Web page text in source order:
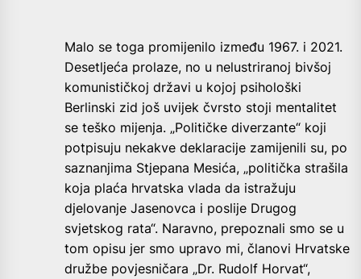
Malo se toga promijenilo između 1967. i 2021.
Desetljeća prolaze, no u nelustriranoj bivšoj
komunističkoj državi u kojoj psihološki
Berlinski zid još uvijek čvrsto stoji mentalitet
se teško mijenja. „Političke diverzante“ koji
potpisuju nekakve deklaracije zamijenili su, po
saznanjima Stjepana Mesića, „politička strašila
koja plaća hrvatska vlada da istražuju
djelovanje Jasenovca i poslije Drugog
svjetskog rata“. Naravno, prepoznali smo se u
tom opisu jer smo upravo mi, članovi Hrvatske
družbe povjesničara „Dr. Rudolf Horvat“,